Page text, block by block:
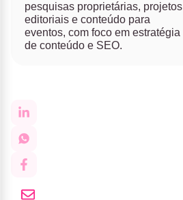
pesquisas proprietárias, projetos
editoriais e conteúdo para
eventos, com foco em estratégia
de conteúdo e SEO.